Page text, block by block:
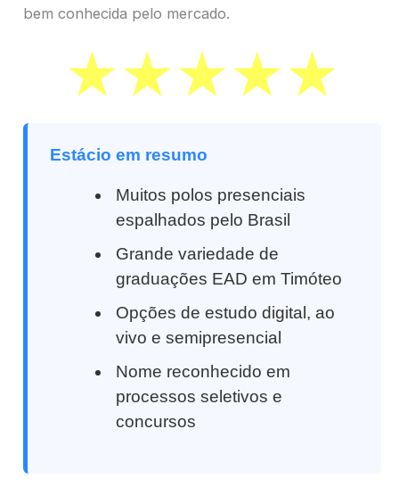
bem conhecida pelo mercado.
Estácio em resumo
Muitos polos presenciais
espalhados pelo Brasil
Grande variedade de
graduações EAD em Timóteo
Opções de estudo digital, ao
vivo e semipresencial
Nome reconhecido em
processos seletivos e
concursos